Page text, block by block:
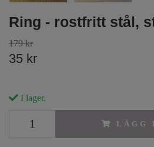
Ring - rostfritt stål,
179 kr
35 kr
I lager.
LÄGG